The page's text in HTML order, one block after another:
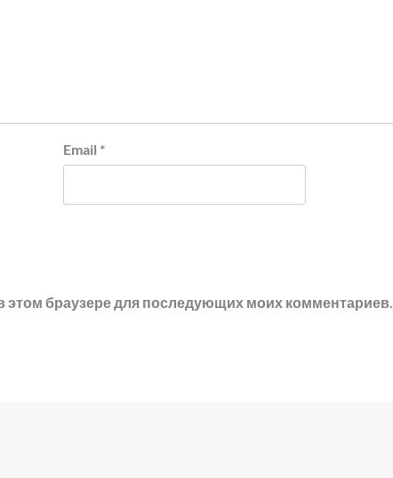
Email *
этом браузере для последующих моих комментариев.